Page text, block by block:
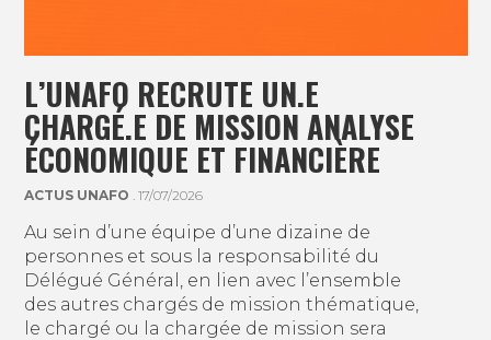
L’UNAFO RECRUTE UN.E
CHARGÉ.E DE MISSION ANALYSE
ÉCONOMIQUE ET FINANCIÈRE
ACTUS UNAFO . 17/07/2026
Au sein d’une équipe d’une dizaine de
personnes et sous la responsabilité du
Délégué Général, en lien avec l’ensemble
des autres chargés de mission thématique,
le chargé ou la chargée de mission sera